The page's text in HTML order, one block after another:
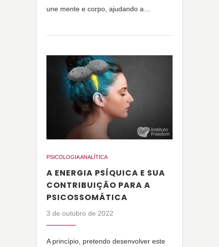
une mente e corpo, ajudando a…
PSICOLOGIA ANALÍTICA
A ENERGIA PSÍQUICA E SUA
CONTRIBUIÇÃO PARA A
PSICOSSOMÁTICA
3 de outubro de 2022
A princípio, pretendo desenvolver este